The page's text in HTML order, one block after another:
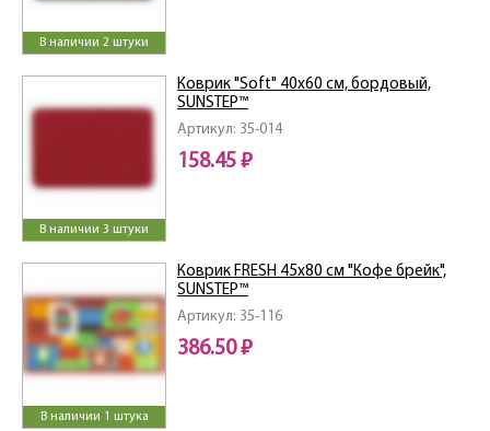
В наличии 2 штуки
В наличии 3 штуки
Артикул: 35-014
Коврик "Soft" 40x60 см, бордовый,
SUNSTEP™
158.45 ₽
В наличии 1 штука
Артикул: 35-116
Коврик FRESH 45х80 см "Кофе брейк",
SUNSTEP™
386.50 ₽